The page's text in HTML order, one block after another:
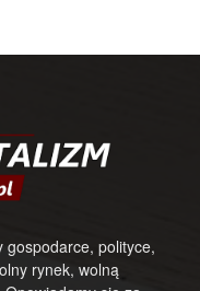
gospodarce, polityce,
rynek, wolną